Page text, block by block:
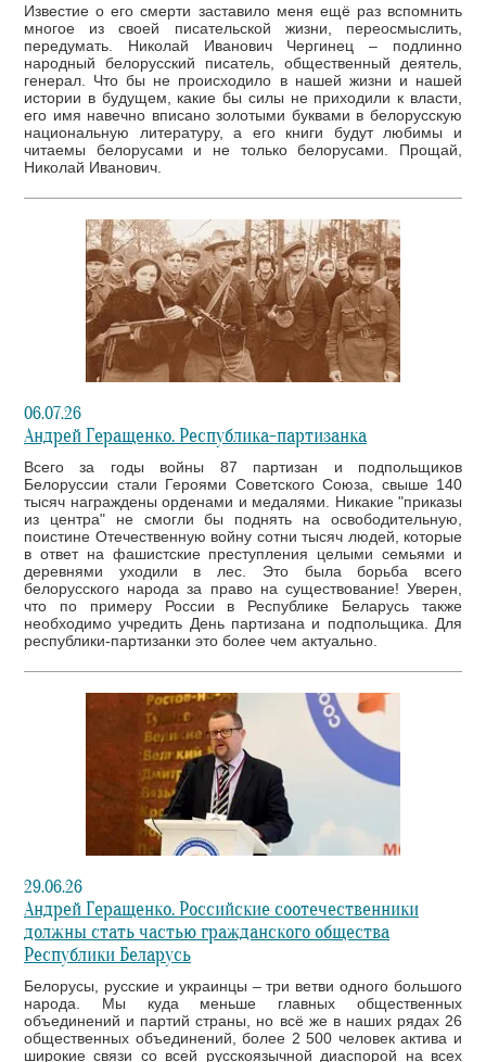
Известие о его смерти заставило меня ещё раз вспомнить
многое из своей писательской жизни, переосмыслить,
передумать. Николай Иванович Чергинец – подлинно
народный белорусский писатель, общественный деятель,
генерал. Что бы не происходило в нашей жизни и нашей
истории в будущем, какие бы силы не приходили к власти,
его имя навечно вписано золотыми буквами в белорусскую
национальную литературу, а его книги будут любимы и
читаемы белорусами и не только белорусами. Прощай,
Николай Иванович.
06.07.26
Андрей Геращенко. Республика-партизанка
Всего за годы войны 87 партизан и подпольщиков
Белоруссии стали Героями Советского Союза, свыше 140
тысяч награждены орденами и медалями. Никакие "приказы
из центра" не смогли бы поднять на освободительную,
поистине Отечественную войну сотни тысяч людей, которые
в ответ на фашистские преступления целыми семьями и
деревнями уходили в лес. Это была борьба всего
белорусского народа за право на существование! Уверен,
что по примеру России в Республике Беларусь также
необходимо учредить День партизана и подпольщика. Для
республики-партизанки это более чем актуально.
29.06.26
Андрей Геращенко. Российские соотечественники
должны стать частью гражданского общества
Республики Беларусь
Белорусы, русские и украинцы – три ветви одного большого
народа. Мы куда меньше главных общественных
объединений и партий страны, но всё же в наших рядах 26
общественных объединений, более 2 500 человек актива и
широкие связи со всей русскоязычной диаспорой на всех